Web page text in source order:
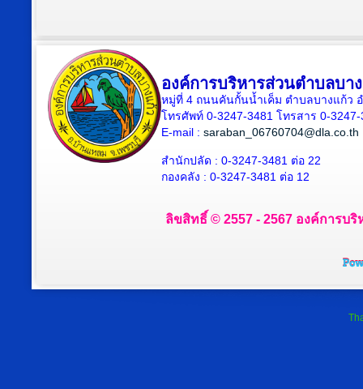
องค์การบริหารส่วนตำบลบา
หมู่ที่ 4 ถนนคันกั้นน้ำเค็ม ตำบลบางแก้ว
โทรศัพท์ 0-3247-3481 โทรสาร 0-3247-
E-mail : saraban_06760704@dla.co.th
สำนักปลัด : 0-3247-3481 ต่อ 22
กองคลัง : 0-3247-3481 ต่อ 12
ลิขสิทธิ์ © 2557 - 2567 องค์การบ